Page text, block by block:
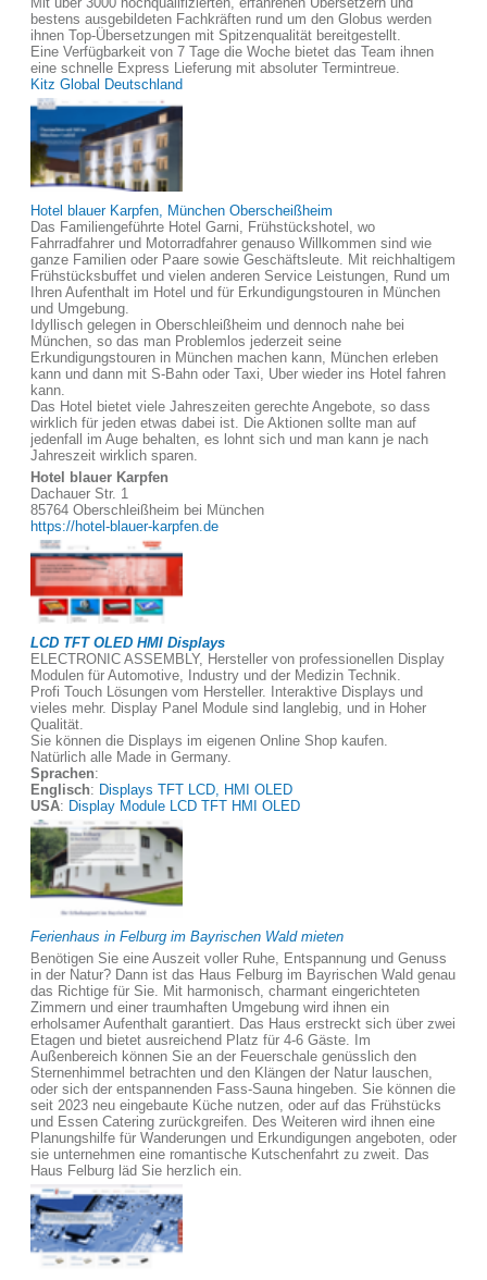
bestens ausgebildeten Fachkräften rund um den Globus werden
ihnen Top-Übersetzungen mit Spitzenqualität bereitgestellt.
Eine Verfügbarkeit von 7 Tage die Woche bietet das Team ihnen
eine schnelle Express Lieferung mit absoluter Termintreue.
Kitz Global Deutschland
Hotel blauer Karpfen, München Oberscheißheim
Das Familiengeführte Hotel Garni, Frühstückshotel, wo
Fahrradfahrer und Motorradfahrer genauso Willkommen sind wie
ganze Familien oder Paare sowie Geschäftsleute. Mit reichhaltigem
Frühstücksbuffet und vielen anderen Service Leistungen, Rund um
Ihren Aufenthalt im Hotel und für Erkundigungstouren in München
und Umgebung.
Idyllisch gelegen in Oberschleißheim und dennoch nahe bei
München, so das man Problemlos jederzeit seine
Erkundigungstouren in München machen kann, München erleben
kann und dann mit S-Bahn oder Taxi, Uber wieder ins Hotel fahren
kann.
Das Hotel bietet viele Jahreszeiten gerechte Angebote, so dass
wirklich für jeden etwas dabei ist. Die Aktionen sollte man auf
jedenfall im Auge behalten, es lohnt sich und man kann je nach
Jahreszeit wirklich sparen.
Hotel blauer Karpfen
Dachauer Str. 1
85764 Oberschleißheim bei München
https://hotel-blauer-karpfen.de
LCD TFT OLED HMI Displays
ELECTRONIC ASSEMBLY, Hersteller von professionellen Display
Modulen für Automotive, Industry und der Medizin Technik.
Profi Touch Lösungen vom Hersteller. Interaktive Displays und
vieles mehr. Display Panel Module sind langlebig, und in Hoher
Qualität.
Sie können die Displays im eigenen Online Shop kaufen.
Natürlich alle Made in Germany.
Sprachen:
Englisch: Displays TFT LCD, HMI OLED
USA: Display Module LCD TFT HMI OLED
Ferienhaus in Felburg im Bayrischen Wald mieten
Benötigen Sie eine Auszeit voller Ruhe, Entspannung und Genuss
in der Natur? Dann ist das Haus Felburg im Bayrischen Wald genau
das Richtige für Sie. Mit harmonisch, charmant eingerichteten
Zimmern und einer traumhaften Umgebung wird ihnen ein
erholsamer Aufenthalt garantiert. Das Haus erstreckt sich über zwei
Etagen und bietet ausreichend Platz für 4-6 Gäste. Im
Außenbereich können Sie an der Feuerschale genüsslich den
Sternenhimmel betrachten und den Klängen der Natur lauschen,
oder sich der entspannenden Fass-Sauna hingeben. Sie können die
seit 2023 neu eingebaute Küche nutzen, oder auf das Frühstücks
und Essen Catering zurückgreifen. Des Weiteren wird ihnen eine
Planungshilfe für Wanderungen und Erkundigungen angeboten, oder
sie unternehmen eine romantische Kutschenfahrt zu zweit. Das
Haus Felburg läd Sie herzlich ein.